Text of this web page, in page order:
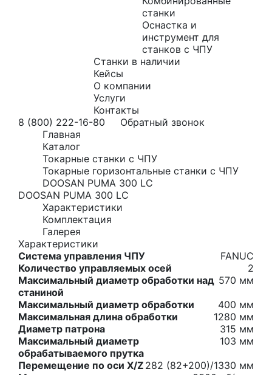
станки
Оснастка и
инструмент для
станков с ЧПУ
Станки в наличии
Кейсы
О компании
Услуги
Контакты
8 (800) 222-16-80
Обратный звонок
Главная
Каталог
Токарные станки с ЧПУ
Токарные горизонтальные станки с ЧПУ
DOOSAN PUMA 300 LC
DOOSAN PUMA 300 LC
Характеристики
Комплектация
Галерея
Характеристики
Система управления ЧПУ
FANUC
Количество управляемых осей
2
Максимальный диаметр обработки над
станиной
570 мм
Максимальный диаметр обработки
400 мм
Максимальная длина обработки
1280 мм
Диаметр патрона
315 мм
Максимальный диаметр
обрабатываемого прутка
103 мм
Перемещение по оси X/Z 282 (82+200)/1330 мм